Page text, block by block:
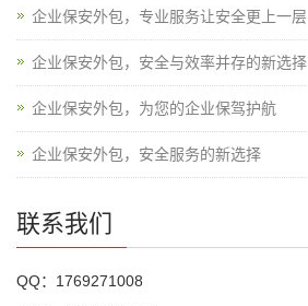
企业保安外包，专业服务让安全更上一层
企业保安外包，安全与效率并存的新选择
企业保安外包，为您的企业保驾护航
企业保安外包，安全服务的新选择
联系我们
QQ：1769271008